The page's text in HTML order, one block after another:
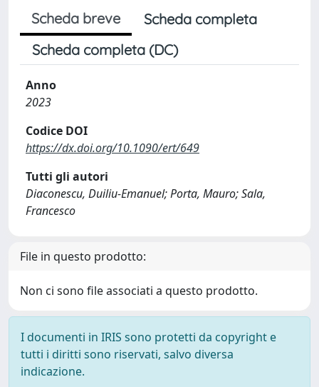
Scheda breve
Scheda completa
Scheda completa (DC)
Anno
2023
Codice DOI
https://dx.doi.org/10.1090/ert/649
Tutti gli autori
Diaconescu, Duiliu-Emanuel; Porta, Mauro; Sala,
Francesco
File in questo prodotto:
Non ci sono file associati a questo prodotto.
I documenti in IRIS sono protetti da copyright e
tutti i diritti sono riservati, salvo diversa
indicazione.